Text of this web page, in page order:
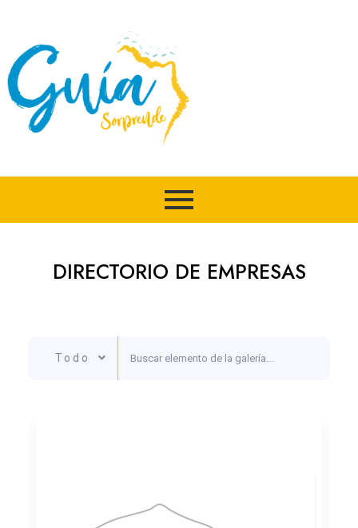
contenido
DIRECTORIO DE EMPRESAS
Todo